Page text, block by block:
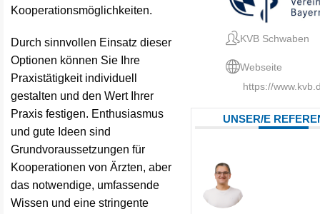
Kooperationsmöglichkeiten.
Durch sinnvollen Einsatz dieser
Optionen können Sie Ihre
Praxistätigkeit individuell
gestalten und den Wert Ihrer
Praxis festigen. Enthusiasmus
und gute Ideen sind
Grundvoraussetzungen für
Kooperationen von Ärzten, aber
das notwendige, umfassende
Wissen und eine stringente
KVB Schwaben
Webseite
https://
UNSER/E